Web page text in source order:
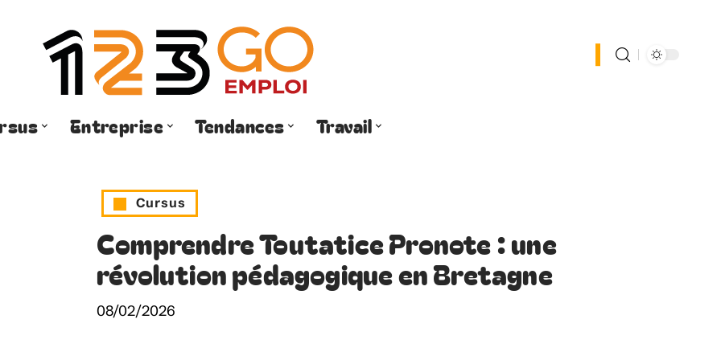
Entreprise Tendances Travail
Cursus
Comprendre Toutatice Pronote : une
révolution pédagogique en Bretagne
08/02/2026